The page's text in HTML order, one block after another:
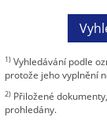
1) Vyhledávání podle
protože jeho vyplnění
2) Přiložené
prohledány.